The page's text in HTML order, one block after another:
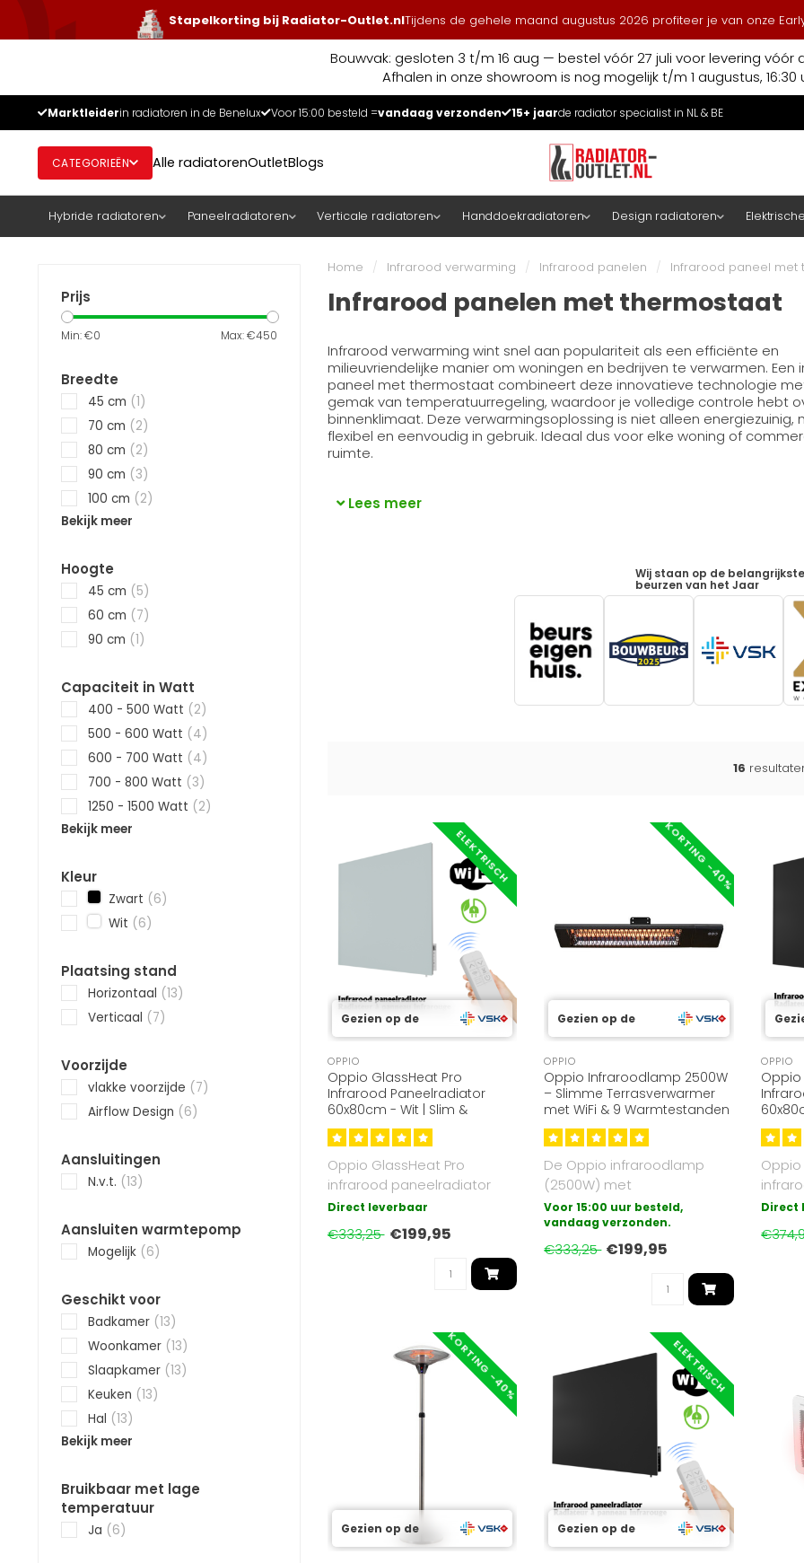
Stapelkorting bij Radiator-Outlet.nlTijdens de gehele maand augustus 2026 profiteer je van onze
Bouwvak: gesloten 3 t/m 16 aug — bestel vóór 27 juli voor levering vóór
Afhalen in onze showroom is nog mogelijk t/m 1 augustus, 16:30
Marktleiderin radiatoren in de Benelux Voor 15:00 besteld =vandaag verzonden 15+ jaarde radiator specialist in NL & BE
CATEGORIEËN Alle radiatorenOutletBlogs
Hybride radiatoren Paneelradiatoren Verticale radiatoren Handdoekradiatoren Design radiatoren
Prijs
Min: €0 Max: €450
Breedte
45 cm (1)
70 cm (2)
80 cm (2)
90 cm (3)
100 cm (2)
Bekijk meer
Hoogte
45 cm (5)
60 cm (7)
90 cm (1)
Capaciteit in Watt
400 - 500 Watt (2)
500 - 600 Watt (4)
600 - 700 Watt (4)
700 - 800 Watt (3)
1250 - 1500 Watt (2)
Bekijk meer
Kleur
Zwart (6)
Wit (6)
Plaatsing stand
Horizontaal (13)
Verticaal (7)
Voorzijde
vlakke voorzijde (7)
Airflow Design (6)
Aansluitingen
N.v.t. (13)
Aansluiten warmtepomp
Mogelijk (6)
Geschikt voor
Badkamer (13)
Woonkamer (13)
Slaapkamer (13)
Keuken (13)
Hal (13)
Bekijk meer
Bruikbaar met lage
temperatuur
Ja (6)
Home / Infrarood verwarming / Infrarood panelen / Infrarood paneel met
Infrarood panelen met thermostaat
Infrarood verwarming wint snel aan populariteit als een efficiënte en
milieuvriendelijke manier om woningen en bedrijven te verwarmen. Een
paneel met thermostaat combineert deze innovatieve technologie
gemak van temperatuurregeling, waardoor je volledige controle hebt
binnenklimaat. Deze verwarmingsoplossing is niet alleen energiezuinig,
flexibel en eenvoudig in gebruik. Ideaal dus voor elke woning of
ruimte.
Lees meer
Wij staan op de belangrijkste
beurzen van het Jaar
16
ELEKTRISCH
Gezien op de
OPPIO
Oppio GlassHeat Pro
Infrarood Paneelradiator
60x80cm - Wit | Slim &
Energiezuinig
Oppio GlassHeat Pro
infrarood paneelradiator
60x80cm kleur wit. 500W,
temperatuu..
Direct leverbaar
€333,25 €199,95
KORTING -40%
Gezien op de
OPPIO
Oppio Infraroodlamp 2500W
– Slimme Terrasverwarmer
met WiFi & 9 Warmtestanden
De Oppio infraroodlamp
(2500W) met
wand-/plafondmontage
biedt krachtige verwarmi..
Voor 15:00 uur besteld,
vandaag verzonden.
€333,25 €199,95
OPPIO
Oppio
Oppio
Direct
KORTING -40%
Gezien op de
ELEKTRISCH
Gezien op de